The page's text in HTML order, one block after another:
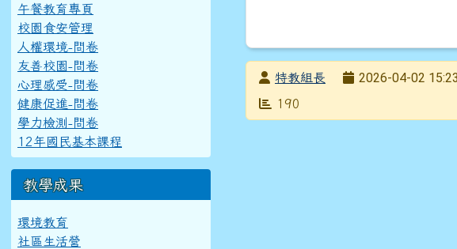
午餐教育專頁
校園食安管理
人權環境-問卷
友善校園-問卷
心理感受-問卷
健康促進-問卷
學力檢測-問卷
12年國民基本課程
教學成果
環境教育
社區生活營
發布者特教組長
發布日期
2026-04-02
瀏覽次數
190